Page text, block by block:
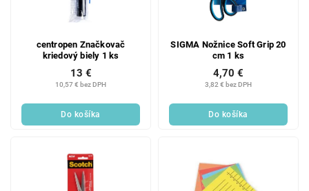
centropen Značkovač
kriedový biely 1 ks
10,57 € bez DPH
13 €
Do košíka
SIGMA Nožnice Soft Grip 20
cm 1 ks
3,82 € bez DPH
4,70 €
Do košíka